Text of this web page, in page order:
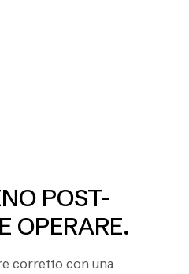
POST-
OPERARE.
corretto con una